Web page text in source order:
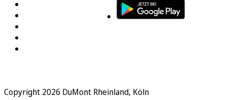
Copyright 2026 DuMont Rheinland, Köln